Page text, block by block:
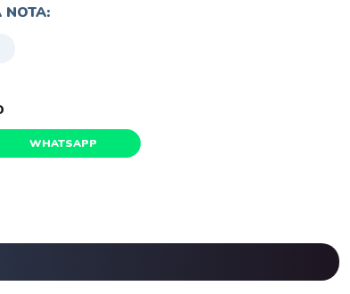
NOTA:
WHATSAPP